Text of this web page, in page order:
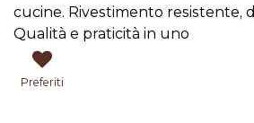
cucine. Rivestimento resistente,
Qualità e praticità in uno
Preferiti